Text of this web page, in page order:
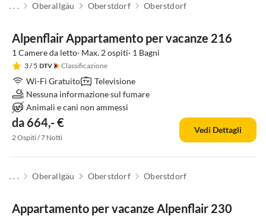
. . . Oberallgäu Oberstdorf Oberstdorf
Alpenflair Appartamento per vacanze 216
1 Camere da letto· Max. 2 ospiti· 1 Bagni
3/ 5 Classificazione
Wi-Fi Gratuito
Televisione
Nessuna informazione sul fumare
Animali e cani non ammessi
da 664,- €
2 Ospiti / 7 Notti
Vedi Dettagli
. . . Oberallgäu Oberstdorf Oberstdorf
Appartamento per vacanze Alpenflair 230